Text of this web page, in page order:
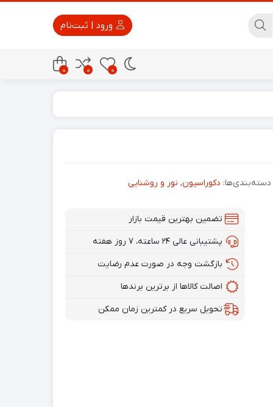
0
0
0
دسته‌بندی‌ها: دکوراسیون, نور و روشنایی
تضمین بهترین قیمت بازار
پشتیبانی عالی ۲۴ ساعته، ۷ روز هفته
بازگشت وجه در صورت عدم رضایت
اصالت کالاها از برترین برندها
تحویل سریع در کمترین زمان ممکن